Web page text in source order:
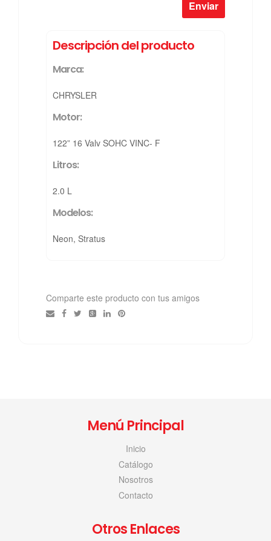
Descripción del producto
Marca:
CHRYSLER
Motor:
122” 16 Valv SOHC VINC- F
Litros:
2.0 L
Modelos:
Neon, Stratus
Comparte este producto con tus amigos
Menú Principal
Inicio
Catálogo
Nosotros
Contacto
Otros Enlaces